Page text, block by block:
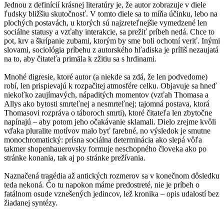
Jednou z definícií krásnej literatúry je, že autor zobrazuje v diele
ľudsky bližšiu skutočnosť. V tomto diele sa to míňa účinku, lebo na
plochých postavách, u ktorých sú najzreteľnejšie vymedzené len
sociálne statusy a vzťahy interakcie, sa prežiť príbeh nedá. Chce to
pot, krv a škrípanie zubami, ktorým by sme boli ochotní veriť. Inými
slovami, sociológia príbehu z autorského hľadiska je príliš nezaujatá
na to, aby čitateľa primäla k zžitiu sa s hrdinami.
Mnohé digresie, ktoré autor (a niekde sa zdá, že len podvedome)
robí, len prispievajú k rozpačitej atmosfére celku. Objavuje sa hneď
niekoľko zaujímavých, nápaditých momentov (vzťah Thomasa a
Allys ako bytosti smrteľnej a nesmrteľnej; tajomná postava, ktorá
Thomasovi rozpráva o táboroch smrti), ktoré čitateľa len zbytočne
napínajú – aby potom jeho očakávanie sklamali. Dielo zrejme kvôli
vďaka pluralite motívov malo byť farebné, no výsledok je smutne
monochromatický: prísna sociálna determinácia ako slepá vôľa
takmer shopenhauerovsky formuje neschopného človeka ako po
stránke konania, tak aj po stránke prežívania.
Naznačená tragédia až antických rozmerov sa v konečnom dôsledku
teda nekoná. Čo tu napokon máme predostreté, nie je príbeh o
fatálnom osude vznešených jedincov, lež kronika – opis udalostí bez
žiadanej syntézy.